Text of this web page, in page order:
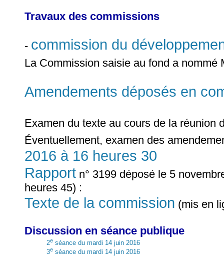
Travaux des commissions
- commission du
La Commission saisie au fond a nommé
Amendements déposés en
Examen du texte au cours de la réunion
Éventuellement, examen des
2016 à 16 heures 30
Rapport n° 3199 déposé le 5
heures 45) :
Texte de la commission (mis en
Discussion en séance publique
2e séance du mardi 14 juin 2016
3e séance du mardi 14 juin 2016